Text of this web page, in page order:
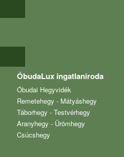
ÓbudaLux ingatlaniroda
Óbudai Hegyvidék
Remetehegy - Mátyáshegy
Táborhegy - Testvérhegy
Aranyhegy - Ürömhegy
Csúcshegy